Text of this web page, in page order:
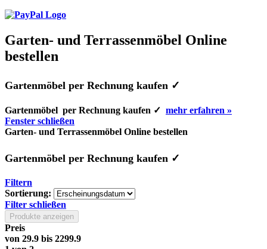
Garten- und Terrassenmöbel Online
bestellen
Gartenmöbel per Rechnung kaufen ✓
Gartenmöbel per Rechnung kaufen ✓ mehr erfahren »
Fenster schließen
Garten- und Terrassenmöbel Online bestellen
Gartenmöbel per Rechnung kaufen ✓
Filtern
Sortierung:
Filter schließen
Produkte anzeigen
Preis
von 29.9 bis 2299.9